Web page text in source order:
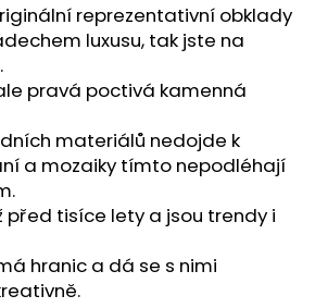
reprezentativní obklady
luxusu, tak jste na
pravá poctivá kamenná
materiálů nedojde k
a mozaiky tímto nepodléhají
před tisíce lety a jsou trendy i
hranic a dá se s nimi